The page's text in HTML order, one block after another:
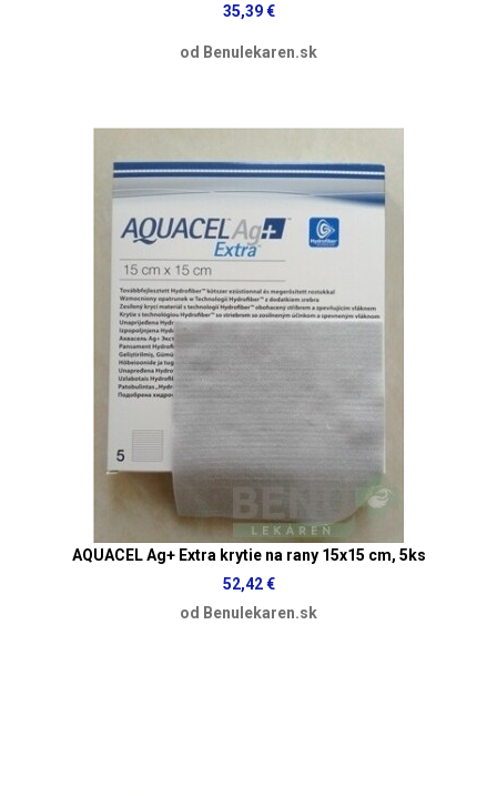
35,39 €
od Benulekaren.sk
AQUACEL Ag+ Extra krytie na rany 15x15 cm, 5ks
52,42 €
od Benulekaren.sk